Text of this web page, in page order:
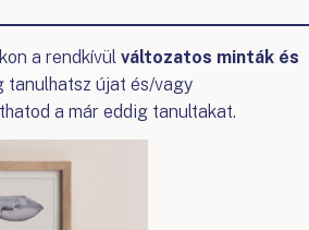
a rendkívül változatos minták és
tanulhatsz újat és/vagy
a már eddig tanultakat.